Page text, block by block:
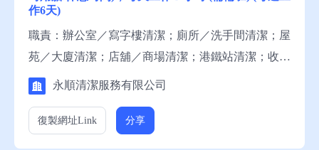
作6天)
職責：辦公室／寫字樓清潔；廁所／洗手間清潔；屋
苑／大廈清潔；店舖／商場清潔；港鐵站清潔；收
集、清倒及處理垃圾。 資歷：小六程度，1年有關工
者請聯絡就業中心職員，或電話就業服務熱線安排轉
永順清潔服務有限公司
復製網址Link 分享